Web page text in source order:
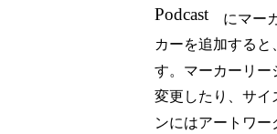
Podcast
にマー
カーを追加する
す。マーカーリー
変更したり、サイ
ンにはアートワー